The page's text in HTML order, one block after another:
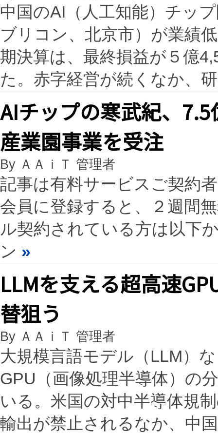
中国のAI（人工知能）チッ
ブリコン、北京市）が業績
期決算は、最終損益が５億
た。赤字経営が続くなか、
AIチップの寒武紀、
産業園事業を受注
By ＡＡｉＴ 管理者
記事は有料サービスご契約
会員に登録すると、２週間
ル契約されている方は以下
ン »
LLMを支える超高速
替狙う
By ＡＡｉＴ 管理者
大規模言語モデル（LLM）
GPU（画像処理半導体）の
いる。米国の対中半導体規
輸出が禁止されるなか、中